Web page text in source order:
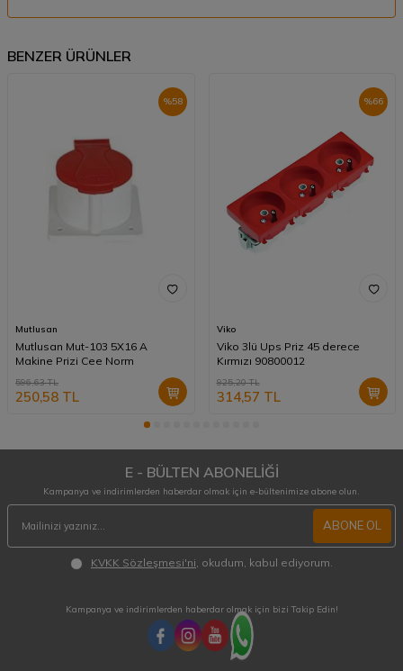
BENZER ÜRÜNLER
%58
Mutlusan
Mutlusan Mut-103 5X16 A
Makine Prizi Cee Norm
596,63TL
250,58 TL
%66
Viko
Viko 3lü Ups Priz 45 derece
Kırmızı 90800012
925,20TL
314,57 TL
E - BÜLTEN ABONELİĞİ
Kampanya ve indirimlerden haberdar olmak için e-bültenimize abone olun.
ABONE OL
KVKK Sözleşmesi'ni , okudum, kabul ediyorum.
Kampanya ve indirimlerden haberdar olmak için bizi Takip Edin!